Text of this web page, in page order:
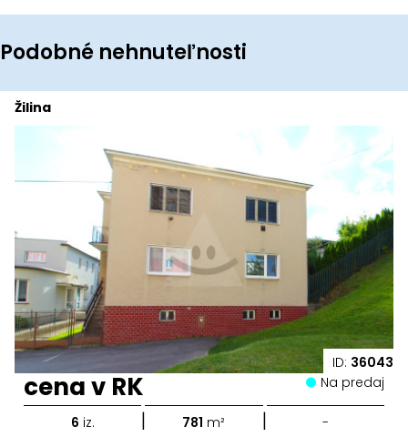
Podobné nehnuteľnosti
ID: 36043
Žilina
cena v RK Na predaj
6 iz. | 781 m² | -